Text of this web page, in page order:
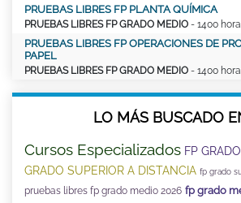
PRUEBAS LIBRES FP PLANTA QUÍMICA
PRUEBAS LIBRES FP GRADO MEDIO - 1400
PRUEBAS LIBRES FP OPERACIONES DE
PAPEL
PRUEBAS LIBRES FP GRADO MEDIO - 1400
LO MÁS BUSCADO
Cursos Especializados FP
GRADO SUPERIOR A DISTANCIA fp grado
pruebas libres fp grado medio 2026 fp grado